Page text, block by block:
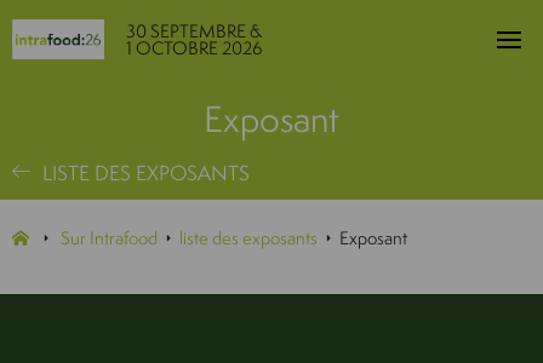
30 SEPTEMBRE &
1 OCTOBRE 2026
Exposant
LISTE DES EXPOSANTS
Sur Intrafood liste des exposants Exposant